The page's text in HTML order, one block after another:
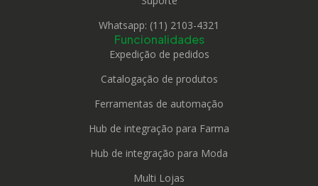
Whatsapp: (11) 2103-4321
Funcionalidades
Expedição de pedidos
Catalogação de produtos
Ferramentas de automação
Hub de integração para Farma
Hub de integração para Moda
Multi Lojas